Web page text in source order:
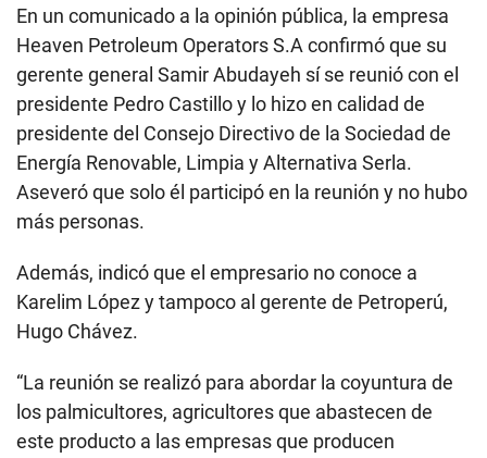
En un comunicado a la opinión pública, la empresa
Heaven Petroleum Operators S.A confirmó que su
gerente general Samir Abudayeh sí se reunió con el
presidente Pedro Castillo y lo hizo en calidad de
presidente del Consejo Directivo de la Sociedad de
Energía Renovable, Limpia y Alternativa Serla.
Aseveró que solo él participó en la reunión y no hubo
más personas.
Además, indicó que el empresario no conoce a
Karelim López y tampoco al gerente de Petroperú,
Hugo Chávez.
“La reunión se realizó para abordar la coyuntura de
los palmicultores, agricultores que abastecen de
este producto a las empresas que producen